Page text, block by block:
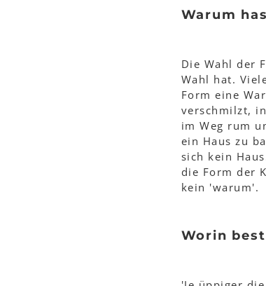
Warum
Die Wahl der
Wahl hat.
Form eine
verschmilzt,
im Weg rum
ein Haus zu
sich kein
die Form der
kein 'warum'.
Worin